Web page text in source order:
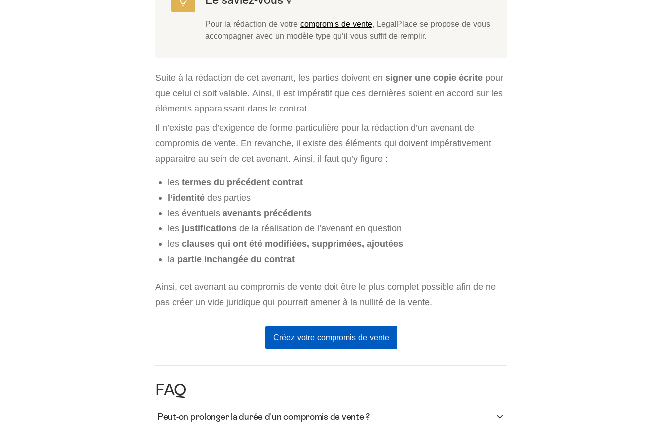
Pour la rédaction de votre compromis de vente, LegalPlace se propose de vous
accompagner avec un modèle type qu’il vous suffit de remplir.
Suite à la rédaction de cet avenant, les parties doivent en signer une copie écrite pour
que celui ci soit valable. Ainsi, il est impératif que ces dernières soient en accord sur les
éléments apparaissant dans le contrat.
Il n’existe pas d’exigence de forme particulière pour la rédaction d’un avenant de
compromis de vente. En revanche, il existe des éléments qui doivent impérativement
apparaitre au sein de cet avenant. Ainsi, il faut qu’y figure :
les termes du précédent contrat
l’identité des parties
les éventuels avenants précédents
les justifications de la réalisation de l’avenant en question
les clauses qui ont été modifiées, supprimées, ajoutées
la partie inchangée du contrat
Ainsi, cet avenant au compromis de vente doit être le plus complet possible afin de ne
pas créer un vide juridique qui pourrait amener à la nullité de la vente.
Créez votre compromis de vente
FAQ
Peut-on prolonger la durée d'un compromis de vente ?